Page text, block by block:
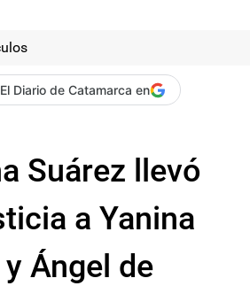
Diario de Catamarca en
Suárez llevó
a Yanina
Ángel de